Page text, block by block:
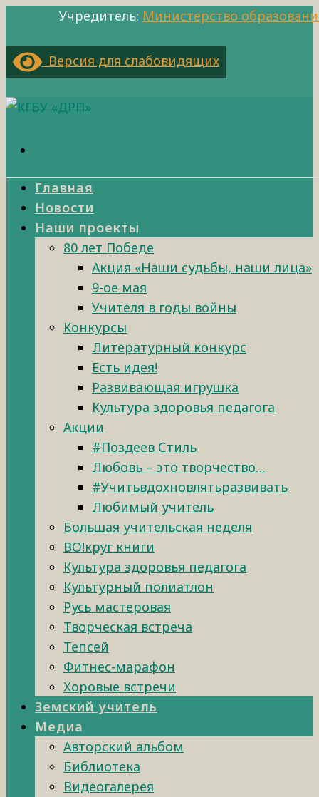
Учредитель: Министерство
Версия для слабовидящих
Главная
Новости
Наши проекты
80 лет Победе
Акция «Наши судьбы, наши лица»
9-ое мая
Учителя в годы войны
Конкурсы
Литературный конкурс
Есть идея!
Развивающая игрушка
Культура здоровья педагога
Акции
#Поздеев Стиль
Любовь – это творчество…
#Учитьвдохновлятьразвивать
Любимый учитель
Большая учительская неделя
ВО!круг книги
Культура здоровья педагога
Культурный полиатлон
Русь мастеровая
Творческая встреча
Тепсей
Фитнес-марафон
Хоровые встречи
Земский учитель
Медиа
Авторский альбом
Библиотека
Видеогалерея